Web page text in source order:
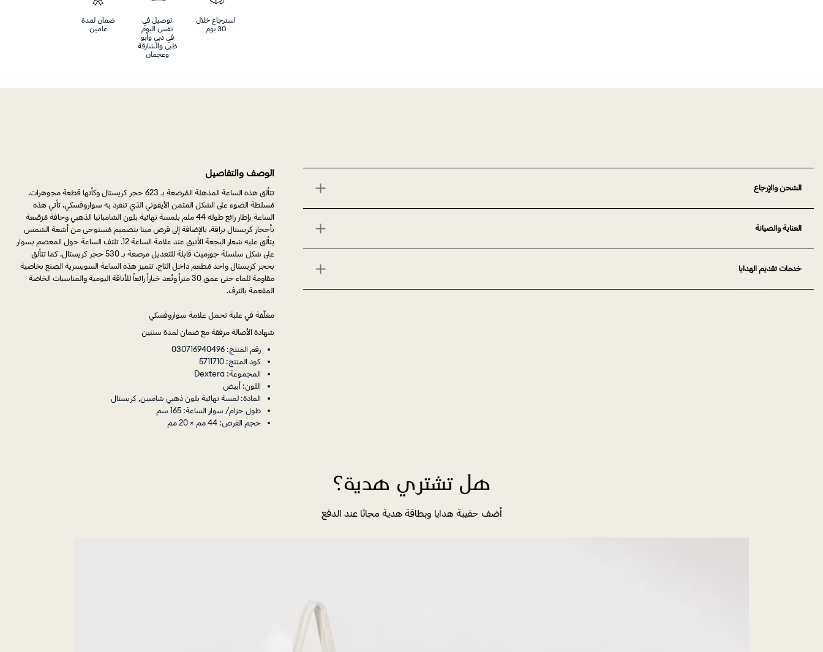
استرجاع خلال
30 يوم
توصيل في
نفس اليوم
في دبي وأبو
ظبي والشارقة
وعجمان
ضمان لمدة
عامين
الشحن والإرجاع
العناية والصيانة
خدمات تقديم الهدايا
الوصف والتفاصيل
تتألق هذه الساعة المذهلة المُرصعة بـ 623 حجر كريستال وكأنها قطعة مجوهرات،
مُسلطة الضوء على الشكل المثمن الأيقوني الذي تنفرد به سواروفسكي. تأتي هذه
الساعة بإطار رائع طوله 44 ملم بلمسة نهائية بلون الشامبانيا الذهبي وحافة مُرَصَّعة
بأحجار كريستال براقة، بالإضافة إلى قرص مينا بتصميم مُستوحى من أشعة الشمس
يتألق عليه شعار البجعة الأنيق عند علامة الساعة 12. تلتف الساعة حول المعصم بسوار
على شكل سلسلة جورميت قابلة للتعديل مرصعة بـ 530 حجر كريستال، كما تتألق
بحجر كريستال واحد مُطعم داخل التاج. تتميز هذه الساعة السويسرية الصنع بخاصية
مقاومة للماء حتى عمق 30 متراً وتُعد خياراً رائعاً للأناقة اليومية والمناسبات الخاصة
المفعمة بالترف.
مغلّفة في علبة تحمل علامة سواروفسكي
شهادة الأصالة مرفقة مع ضمان لمدة سنتين
رقم المنتج: 030716940496
كود المنتج: 5711710
المجموعة: Dextera
اللون: أبيض
المادة: لمسة نهائية بلون ذهبي شامبين, كريستال
طول حزام/ سوار الساعة: 165 سم
حجم القرص: 44 مم × 20 مم
هل تشتري هدية؟
أضف حقيبة هدايا وبطاقة هدية مجانًا عند الدفع